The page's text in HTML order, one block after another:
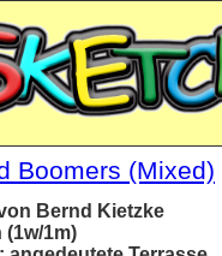
Boomers (Mixed)
Bernd Kietzke
(1w/1m)